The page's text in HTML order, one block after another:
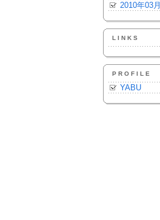
2010年03月
LINKS
PROFILE
YABU